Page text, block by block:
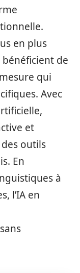
en plus
de
qui
Avec
et
outils
En
à
l’IA en